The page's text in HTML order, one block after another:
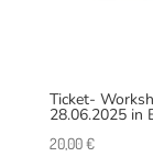
Ticket-
28.06.2025 in
20,00€